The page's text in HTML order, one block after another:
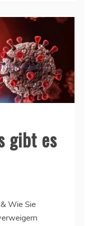
gibt es
Wie Sie